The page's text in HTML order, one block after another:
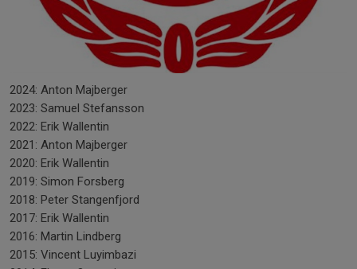
2024: Anton Majberger
2023: Samuel Stefansson
2022: Erik Wallentin
2021: Anton Majberger
2020: Erik Wallentin
2019: Simon Forsberg
2018: Peter Stangenfjord
2017: Erik Wallentin
2016: Martin Lindberg
2015: Vincent Luyimbazi